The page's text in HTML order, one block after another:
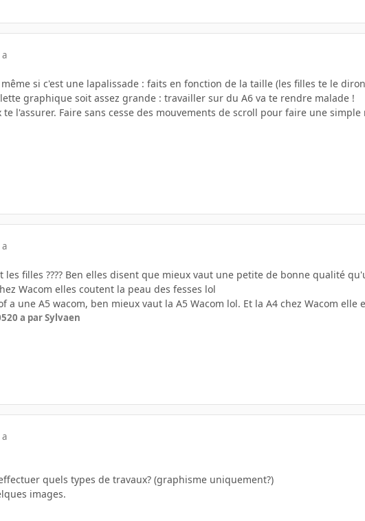
si c'est une lapalissade : faits en fonction de la taille (les filles te le
graphique soit assez grande : travailler sur du A6 va te rendre malade !
l'assurer. Faire sans cesse des mouvements de scroll pour faire une
a
les filles ???? Ben elles disent que mieux vaut une petite de bonne qualité
Wacom elles coutent la peau des fesses lol
a une A5 wacom, ben mieux vaut la A5 Wacom lol. Et la A4 chez Wacom
20 a par Sylvaen
quels types de travaux? (graphisme uniquement?)
images.